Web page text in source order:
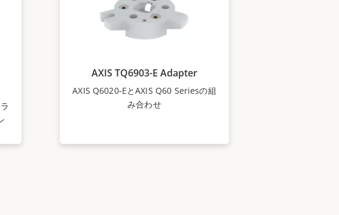
AXIS TQ6903-E Adapter
AXIS Q6020-EとAXIS Q60 Seriesの組
み合わせ